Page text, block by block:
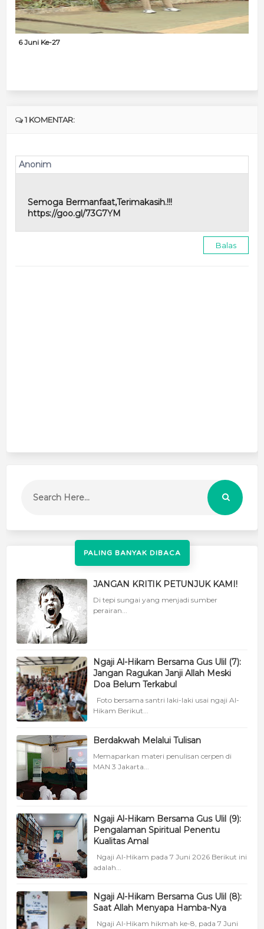
6 Juni Ke-27
1 KOMENTAR:
Anonim
Semoga Bermanfaat,Terimakasih.!!!
https://goo.gl/73G7YM
Balas
PALING BANYAK DIBACA
JANGAN KRITIK PETUNJUK KAMI!
Di tepi sungai yang menjadi sumber
perairan...
Ngaji Al-Hikam Bersama Gus Ulil (7):
Jangan Ragukan Janji Allah Meski
Doa Belum Terkabul
Foto bersama santri laki-laki usai ngaji Al-
Hikam Berikut...
Berdakwah Melalui Tulisan
Memaparkan materi penulisan cerpen di
MAN 3 Jakarta...
Ngaji Al-Hikam Bersama Gus Ulil (9):
Pengalaman Spiritual Penentu
Kualitas Amal
Ngaji Al-Hikam pada 7 Juni 2026 Berikut ini
adalah...
Ngaji Al-Hikam Bersama Gus Ulil (8):
Saat Allah Menyapa Hamba-Nya
Ngaji Al-Hikam hikmah ke-8, pada 7 Juni